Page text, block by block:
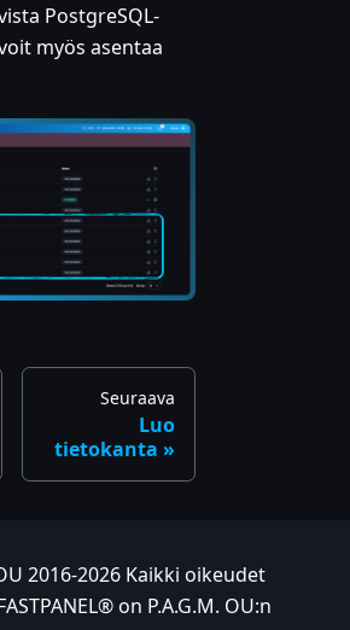
PostgreSQL-
myös asentaa
Seuraava
Luo
tietokanta
2016-2026 Kaikki oikeudet
on P.A.G.M. OU:n